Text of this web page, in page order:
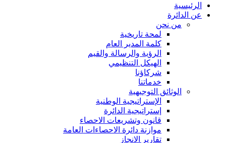
الرئيسية
عن الدائرة
من نحن
لمحة تاريخية
كلمة المدير العام
الرؤية والرسالة والقيم
الهيكل التنظيمي
شركاؤنا
خدماتنا
الوثائق التوجيهية
الإستراتيجية الوطنية
إستراتيجية الدائرة
قانون وتشريعات الاحصاء
موازنة دائرة الاحصاءات العامة
تقارير الانجاز